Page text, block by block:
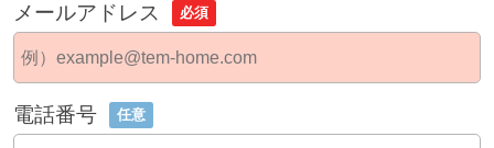
メールアドレス 必須
電話番号 任意